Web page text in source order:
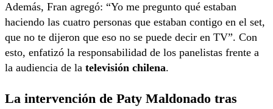
Además, Fran agregó: “Yo me pregunto qué estaban
haciendo las cuatro personas que estaban contigo en el set,
que no te dijeron que eso no se puede decir en TV”. Con
esto, enfatizó la responsabilidad de los panelistas frente a
la audiencia de la televisión chilena.
La intervención de Paty Maldonado tras